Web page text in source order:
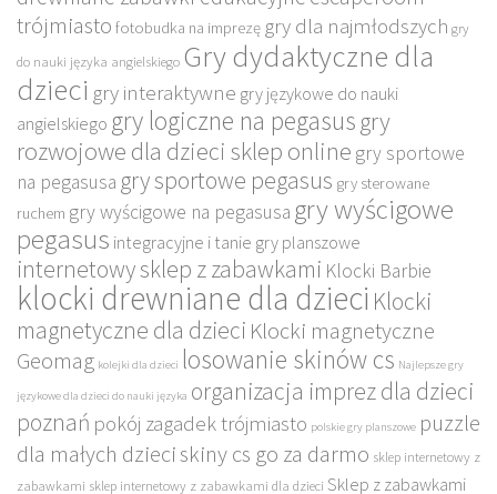
trójmiasto fotobudka na imprezę gry dla najmłodszych gry
do nauki języka angielskiego Gry dydaktyczne dla
dzieci gry interaktywne gry językowe do nauki
angielskiego gry logiczne na pegasus gry
rozwojowe dla dzieci sklep online gry sportowe
na pegasusa gry sportowe pegasus gry sterowane
ruchem gry wyścigowe na pegasusa gry wyścigowe
pegasus integracyjne i tanie gry planszowe
internetowy sklep z zabawkami Klocki Barbie
klocki drewniane dla dzieci Klocki
magnetyczne dla dzieci Klocki magnetyczne
Geomag kolejki dla dzieci losowanie skinów cs Najlepsze gry
językowe dla dzieci do nauki języka organizacja imprez dla dzieci
poznań pokój zagadek trójmiasto polskie gry planszowe puzzle
dla małych dzieciskiny cs go za darmo sklep internetowy z
zabawkami sklep internetowy z zabawkami dla dzieci Sklep z zabawkami